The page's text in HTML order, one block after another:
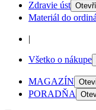
Zdravie úst
Materiál do
|
Všetko o nákupe
MAGAZÍN
PORADŇA